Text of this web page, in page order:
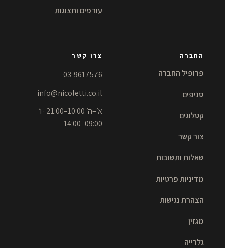
עודפים ותצוגות
החברה
פרופיל החברה
סניפים
קטלוגים
צור קשר
שאלות ותשובות
מדיניות פרטיות
הצהרת נגישות
מגזין
גלרייה
צרו קשר
03-9617576
info@nicoletti.co.il
א׳–ה׳ 10:00–21:00 · ו׳
09:00–14:00